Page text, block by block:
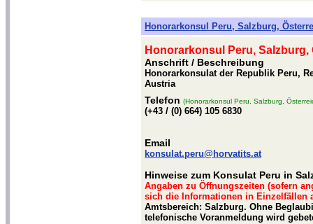
Honorarkonsul Peru, Salzburg,
Honorarkonsul Peru, Salzburg,
Anschrift / Beschreibung
Honorarkonsulat der Republik Peru,
Austria
Telefon (Honorarkonsul Peru, Salzburg,
(+43 / (0) 664) 105 6830
Email
konsulat.peru@horvatits.at
Hinweise zum Konsulat Peru in
Angaben zu Öffnungszeiten (sofern
sich die Informationen in Einzelfällen
Amtsbereich: Salzburg. Ohne
telefonische Voranmeldung wird